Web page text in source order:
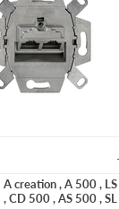
A creation,A 500,
,CD 500,AS 500,